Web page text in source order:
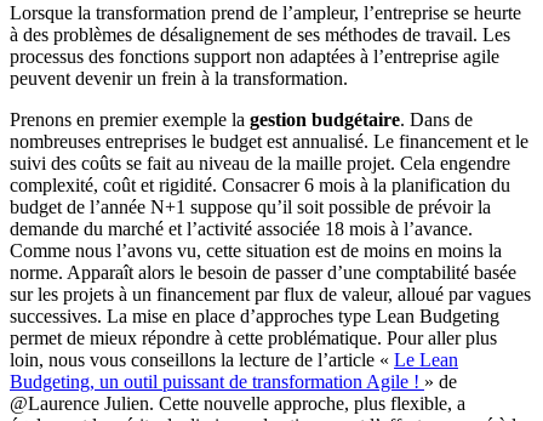
Lorsque la transformation prend de l’ampleur, l’entreprise se heurte
à des problèmes de désalignement de ses méthodes de travail. Les
processus des fonctions support non adaptées à l’entreprise agile
peuvent devenir un frein à la transformation.
Prenons en premier exemple la gestion budgétaire. Dans de
nombreuses entreprises le budget est annualisé. Le financement et le
suivi des coûts se fait au niveau de la maille projet. Cela engendre
complexité, coût et rigidité. Consacrer 6 mois à la planification du
budget de l’année N+1 suppose qu’il soit possible de prévoir la
demande du marché et l’activité associée 18 mois à l’avance.
Comme nous l’avons vu, cette situation est de moins en moins la
norme. Apparaît alors le besoin de passer d’une comptabilité basée
sur les projets à un financement par flux de valeur, alloué par vagues
successives. La mise en place d’approches type Lean Budgeting
permet de mieux répondre à cette problématique. Pour aller plus
loin, nous vous conseillons la lecture de l’article « Le Lean
Budgeting, un outil puissant de transformation Agile ! » de
@Laurence Julien. Cette nouvelle approche, plus flexible, a